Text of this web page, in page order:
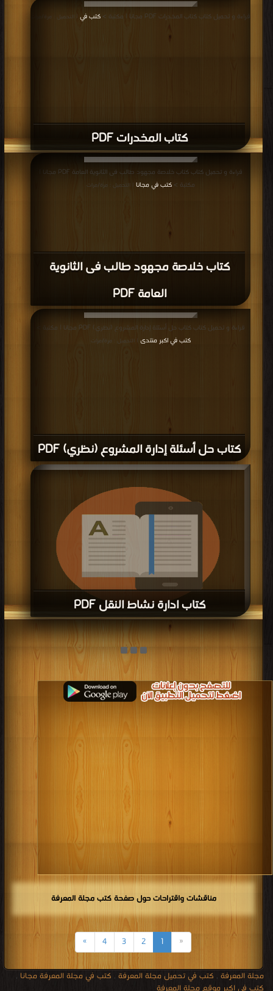
قراءة و تحميل كتاب كتاب الشحنة الكهربائية - فيزياء ، علمي PDF مجانا | مكتبة >
كتب في مجانا| التحميل : مرة/مرات
كتاب المخدرات PDF
قراءة و تحميل كتاب كتاب المخدرات PDF مجانا | مكتبة > كتب في | التحميل : مرة/مرات
كتاب خلاصة مجهود طالب فى الثانوية
العامة PDF
قراءة و تحميل كتاب كتاب خلاصة مجهود طالب فى الثانوية العامة PDF مجانا |
مكتبة >كتب في مجانا | التحميل : مرة/مرات
كتاب حل أسئلة إدارة المشروع (نظري) PDF
قراءة و تحميل كتاب كتاب حل أسئلة إدارة المشروع (نظري) PDF مجانا | مكتبة >
كتب في اكبر منتدى
| التحميل : مرة/مرات
كتاب ادارة نشاط النقل PDF
قراءة و تحميل كتاب كتاب ادارة نشاط النقل PDF مجانا | مكتبة > كتب في اكبر مكتبة
| التحميل : مرة/مرات
مناقشات واقتراحات حول صفحة كتب مجلة المعرفة
«
1
2
3
4
»
مجلة المعرفة,كتب في تحميل مجلة المعرفة,كتب في مجلة المعرفة مجانا,
كتب في اكبر موقع مجلة المعرفة
جميع الحقوق محفوظة لدى دور النشر والمؤلفون والموقع غير مسؤل عن
الكتب المضافة بواسطة المستخدمون. للتبليغ عن كتاب محمي بحقوق
طبع فضلا اتصل بنا